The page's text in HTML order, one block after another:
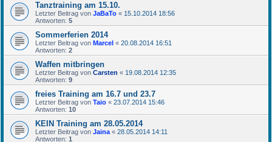
Tanztraining am 15.10.
Letzter Beitrag von JaBaTo « 15.10.2014 18:56
Antworten: 5
Sommerferien 2014
Letzter Beitrag von Marcel « 20.08.2014 16:51
Antworten: 2
Waffen mitbringen
Letzter Beitrag von Carsten « 19.08.2014 12:35
Antworten: 9
freies Training am 16.7 und 23.7
Letzter Beitrag von Taio « 23.07.2014 15:46
Antworten: 10
KEIN Training am 28.05.2014
Letzter Beitrag von Jaina « 28.05.2014 14:11
Antworten: 1